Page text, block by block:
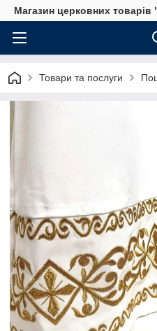
Магазин церковних товарів
Товари та послуги